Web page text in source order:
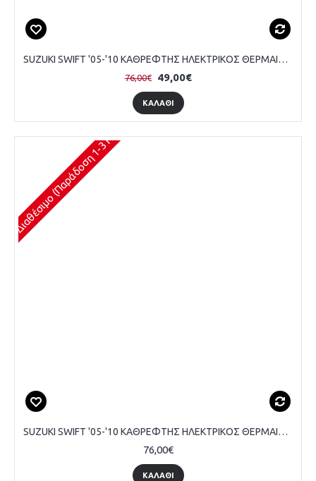
SUZUKI SWIFT '05-'10 ΚΑΘΡΕΦΤΗΣ ΗΛΕΚΤΡΙΚΟΣ ΘΕΡΜΑΙΝΟΜΕΝΟΣ - ΟΔΗΓΟΥ
76,00€ 49,00€
ΚΑΛΆΘΙ
Διαθέσιμο (Παράδοση 1-3 Ημέρες)
SUZUKI SWIFT '05-'10 ΚΑΘΡΕΦΤΗΣ ΗΛΕΚΤΡΙΚΟΣ ΘΕΡΜΑΙΝΟΜΕΝΟΣ - ΣΥΝΟΔΗΓΟΥ
76,00€
ΚΑΛΆΘΙ